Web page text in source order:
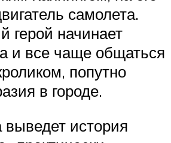
самолета.
герой начинает
и все чаще общаться
попутно
в городе.
выведет история